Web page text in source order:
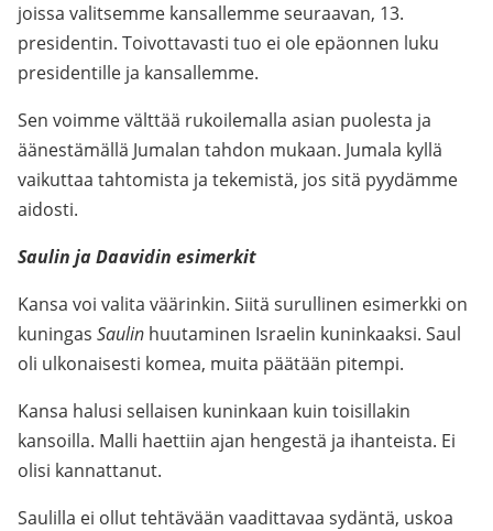
joissa valitsemme kansallemme seuraavan, 13.
presidentin. Toivottavasti tuo ei ole epäonnen luku
presidentille ja kansallemme.
Sen voimme välttää rukoilemalla asian puolesta ja
äänestämällä Jumalan tahdon mukaan. Jumala kyllä
vaikuttaa tahtomista ja tekemistä, jos sitä pyydämme
aidosti.
Saulin ja Daavidin esimerkit
Kansa voi valita väärinkin. Siitä surullinen esimerkki on
kuningas Saulin huutaminen Israelin kuninkaaksi. Saul
oli ulkonaisesti komea, muita päätään pitempi.
Kansa halusi sellaisen kuninkaan kuin toisillakin
kansoilla. Malli haettiin ajan hengestä ja ihanteista. Ei
olisi kannattanut.
Saulilla ei ollut tehtävään vaadittavaa sydäntä, uskoa